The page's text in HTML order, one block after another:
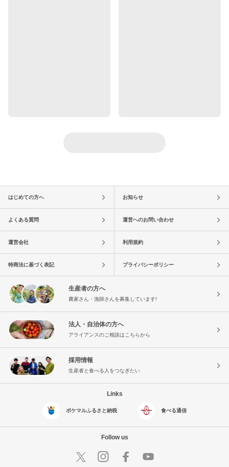
はじめての方へ お知らせ
よくある質問 運営へのお問い合わせ
運営会社 利用規約
特商法に基づく表記 プライバシーポリシー
生産者の方へ
農家さん・漁師さんを募集しています!
法人・自治体の方へ
アライアンスのご相談はこちらから
採用情報
生産者と食べる人をつなぎたい
Links
ポケマルふるさと納税 食べる通信
Follow us